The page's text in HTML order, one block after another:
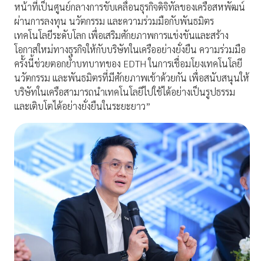
หน้าที่เป็นศูนย์กลางการขับเคลื่อนธุรกิจดิจิทัลของเครือสหพัฒน์
ผ่านการลงทุน นวัตกรรม และความร่วมมือกับพันธมิตร
เทคโนโลยีระดับโลก เพื่อเสริมศักยภาพการแข่งขันและสร้าง
โอกาสใหม่ทางธุรกิจให้กับบริษัทในเครืออย่างยั่งยืน ความร่วมมือ
ครั้งนี้ช่วยตอกย้ำบทบาทของ EDTH ในการเชื่อมโยงเทคโนโลยี
นวัตกรรม และพันธมิตรที่มีศักยภาพเข้าด้วยกัน เพื่อสนับสนุนให้
บริษัทในเครือสามารถนำเทคโนโลยีไปใช้ได้อย่างเป็นรูปธรรม
และเติบโตได้อย่างยั่งยืนในระยะยาว”